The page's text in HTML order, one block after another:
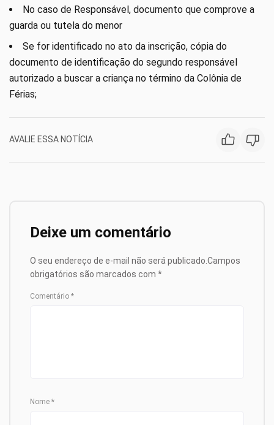
No caso de Responsável, documento que comprove a
guarda ou tutela do menor
Se for identificado no ato da inscrição, cópia do
documento de identificação do segundo responsável
autorizado a buscar a criança no término da Colônia de
Férias;
AVALIE ESSA NOTÍCIA
Deixe um comentário
O seu endereço de e-mail não será publicado. Campos
obrigatórios são marcados com *
Comentário *
Nome *